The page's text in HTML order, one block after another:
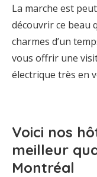
La marche est
découvrir ce beau
charmes d’un
vous offrir une
électrique très en
Voici nos
meilleur
Montréal